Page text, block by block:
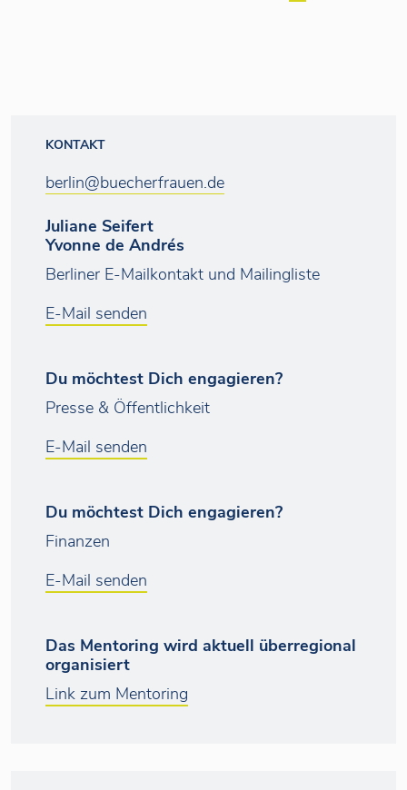
KONTAKT
berlin@buecherfrauen.de
Juliane Seifert
Yvonne de Andrés
Berliner E-Mailkontakt und Mailingliste
E-Mail senden
Du möchtest Dich engagieren?
Presse & Öffentlichkeit
E-Mail senden
Du möchtest Dich engagieren?
Finanzen
E-Mail senden
Das Mentoring wird aktuell überregional
organisiert
Link zum Mentoring